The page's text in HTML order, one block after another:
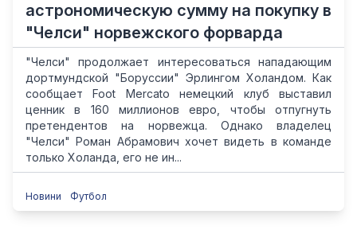
астрономическую сумму на покупку в
"Челси" норвежского форварда
"Челси" продолжает интересоваться нападающим
дортмундской "Боруссии" Эрлингом Холандом. Как
сообщает Foot Mercato немецкий клуб выставил
ценник в 160 миллионов евро, чтобы отпугнуть
претендентов на норвежца. Однако владелец
"Челси" Роман Абрамович хочет видеть в команде
только Холанда, его не ин...
Новини Футбол